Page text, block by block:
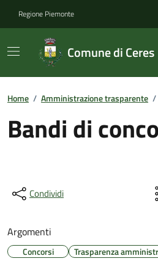
Regione Piemonte
Comune di Ceres
Home / Amministrazione trasparente /
Bandi di
Condividi
Argomenti
Concorsi Trasparenza